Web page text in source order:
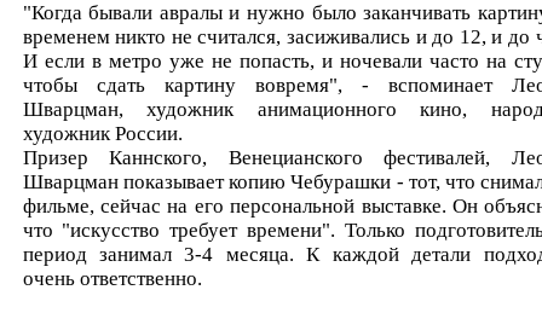
"Когда бывали авралы и нужно было заканчивать
временем никто не считался, засиживались и до 12, и до
И если в метро уже не попасть, и ночевали часто на
чтобы сдать картину вовремя", - вспоминает
Шварцман, художник анимационного кино,
художник России.
Призер Каннского, Венецианского фестивалей,
Шварцман показывает копию Чебурашки - тот, что
фильме, сейчас на его персональной выставке. Он
что "искусство требует времени". Только
период занимал 3-4 месяца. К каждой детали
очень ответственно.